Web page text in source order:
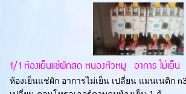
1/1 ห้องเย็นแช่ผักสด หนองหัวหมู อาการ ไม่เย็
ห้องเย็นแช่ผัก อาการไม่เย็น เปลี่ยน แมนเนติก